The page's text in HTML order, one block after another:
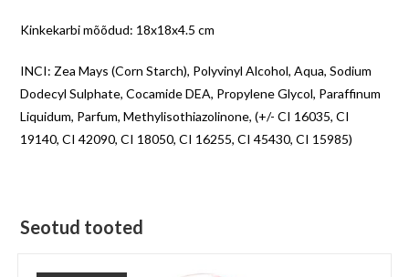
Kinkekarbi mõõdud: 18x18x4.5 cm
INCI: Zea Mays (Corn Starch), Polyvinyl Alcohol, Aqua, Sodium
Dodecyl Sulphate, Cocamide DEA, Propylene Glycol, Paraffinum
Liquidum, Parfum, Methylisothiazolinone, (+/- CI 16035, CI
19140, CI 42090, CI 18050, CI 16255, CI 45430, CI 15985)
Seotud tooted